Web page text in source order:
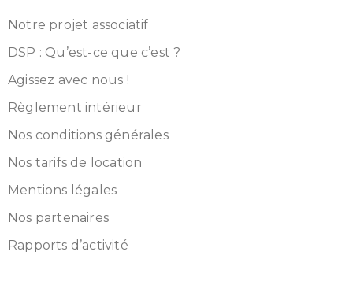
Notre projet associatif
DSP : Qu’est-ce que c’est ?
Agissez avec nous !
Règlement intérieur
Nos conditions générales
Nos tarifs de location
Mentions légales
Nos partenaires
Rapports d’activité